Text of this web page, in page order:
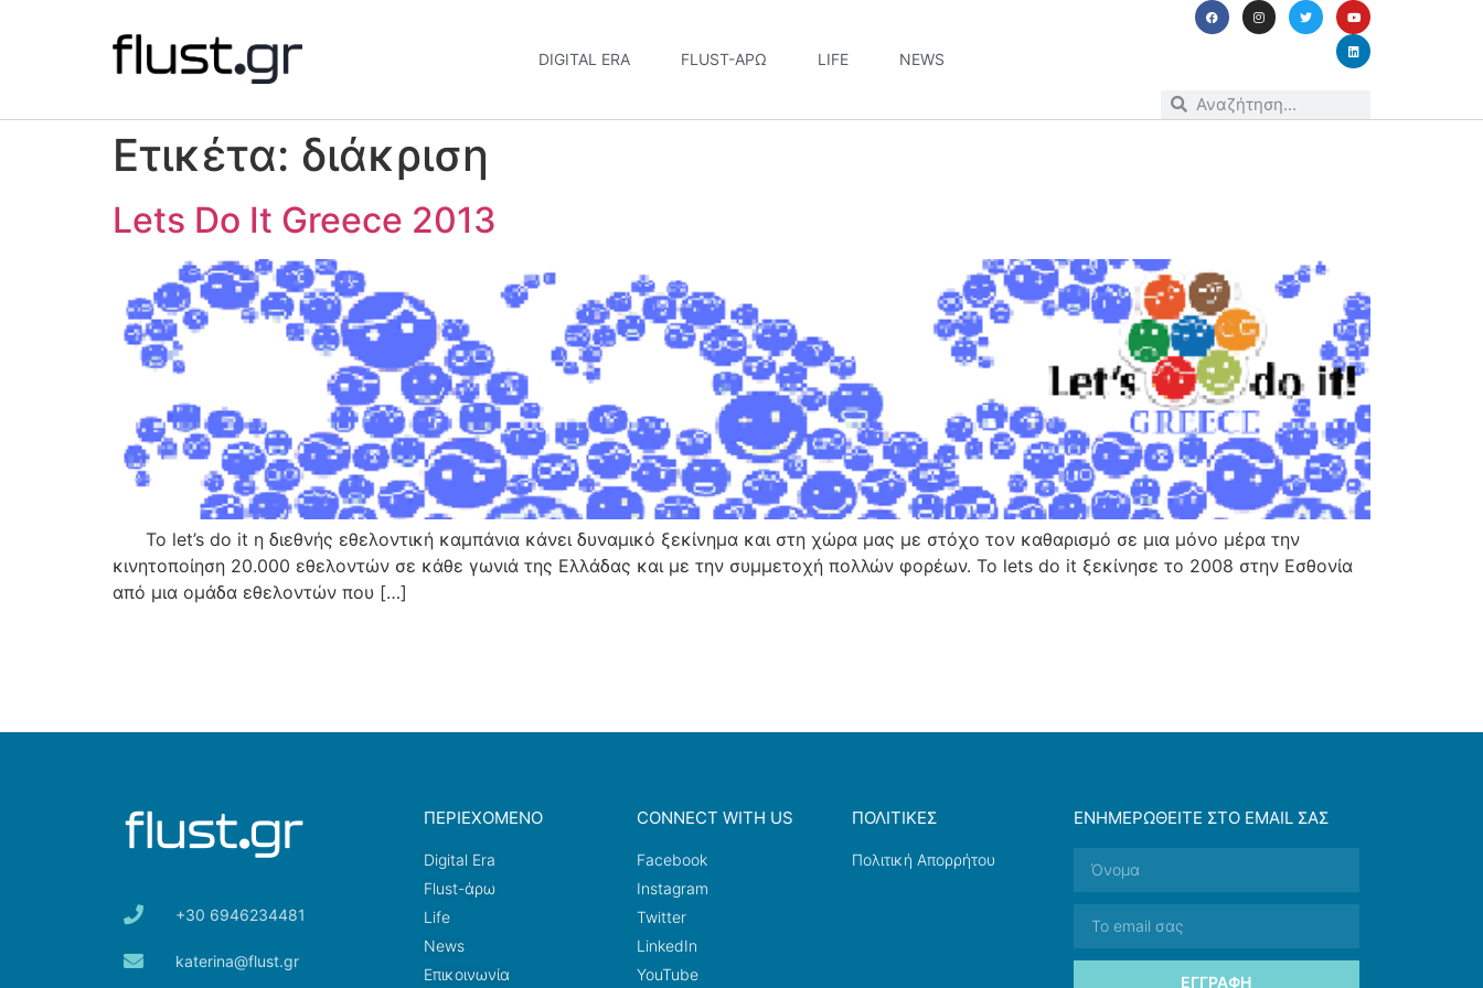
DIGITAL ERA FLUST-ΆΡΩ LIFE NEWS
Ετικέτα: διάκριση
Lets Do It Greece 2013
Το let’s do it η διεθνής εθελοντική καμπάνια κάνει δυναμικό ξεκίνημα και στη χώρα μας με στόχο τον καθαρισμό σε μια μόνο μέρα την
κινητοποίηση 20.000 εθελοντών σε κάθε γωνιά της Ελλάδας και με την συμμετοχή πολλών φορέων. Το lets do it ξεκίνησε το 2008 στην Εσθονία
από μια ομάδα εθελοντών που […]
+30 6946234481
katerina@flust.gr
ΠΕΡΙΕΧΟΜΕΝΟ
Digital Era
Flust-άρω
Life
News
Επικοινωνία
CONNECT WITH US
Facebook
Instagram
Twitter
LinkedIn
YouTube
ΠΟΛΙΤΙΚΕΣ
Πολιτική Απορρήτου
ΕΝΗΜΕΡΩΘΕΊΤΕ ΣΤΟ EMAIL ΣΑΣ
ΕΓΓΡΑΦΉ